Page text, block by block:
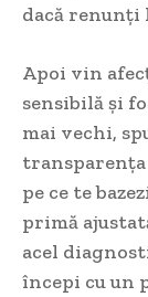
dacă renunți
Apoi vin
sensibilă și
mai vechi,
transparența
pe ce te
primă
acel
începi cu un